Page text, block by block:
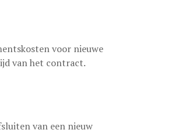
voor nieuwe
van het contract.
van een nieuw